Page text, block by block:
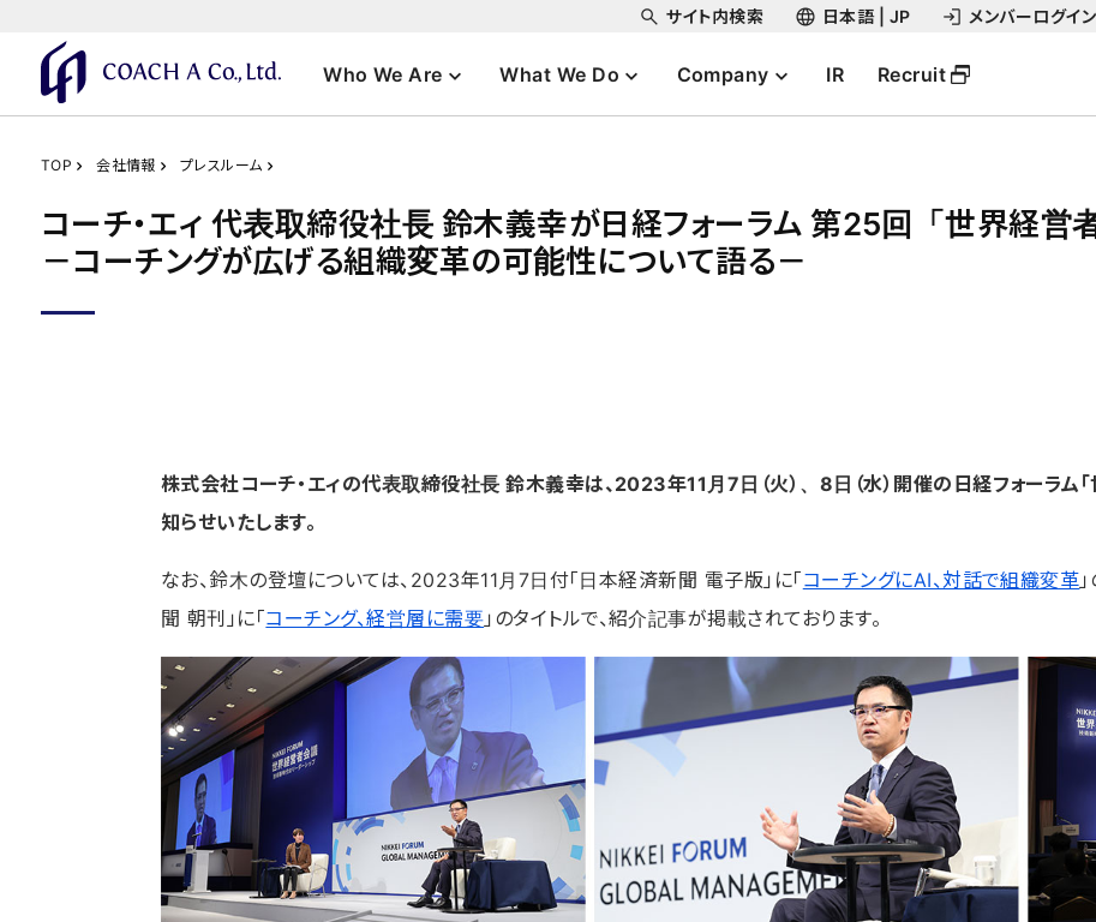
サイト内検索 日本語 | JP メンバーログイン
Who We Are What We Do Company IR Recruit
TOP 会社情報 プレスルーム
コーチ・エィ 代表取締役社長 鈴木義幸が日経フォーラム 第25回「世界経営
－コーチングが広げる組織変革の可能性について語る－
株式会社コーチ・エィの代表取締役社長 鈴木義幸は、2023年11月7日（火）、8日（水）開催の日経フォーラム
知らせいたします。
なお、鈴木の登壇については、2023年11月7日付「日本経済新聞 電子版」に「コーチングにAI、対話で組織変革
聞 朝刊」に「コーチング、経営層に需要 」のタイトルで、紹介記事が掲載されております。